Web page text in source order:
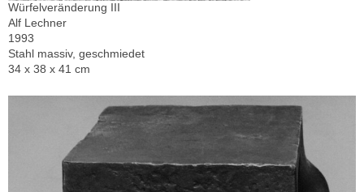
Würfelveränderung III
Alf Lechner
1993
Stahl massiv, geschmiedet
34 x 38 x 41 cm